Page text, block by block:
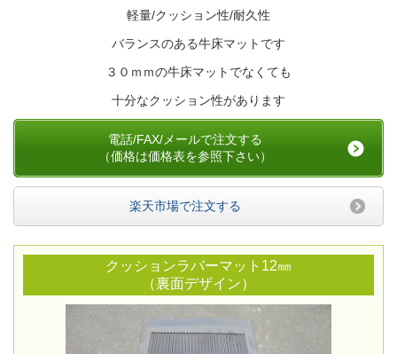
軽量/クッション性/耐久性
バランスのある牛床マットです
３０ｍｍの牛床マットでなくても
十分なクッション性があります
電話/FAX/メールで注文する
（価格は価格表を参照下さい）
楽天市場で注文する
クッションラバーマット12㎜
（裏面デザイン）